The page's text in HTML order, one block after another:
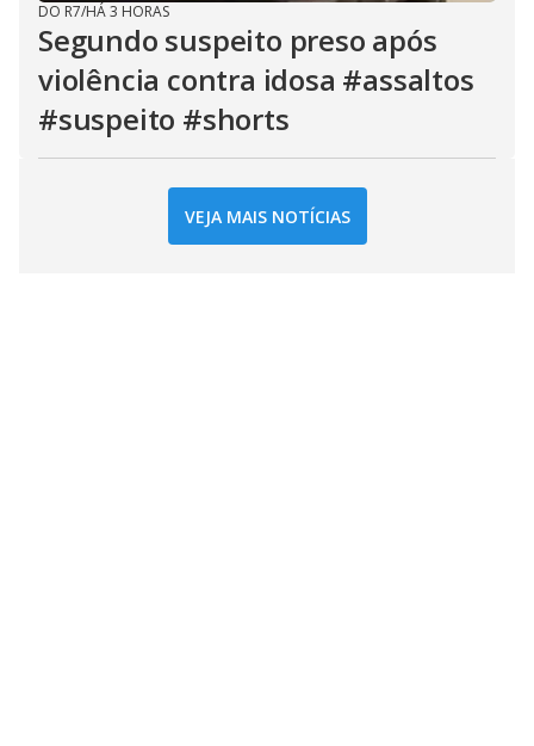
DO R7/HÁ 3 HORAS
Segundo suspeito preso após
violência contra idosa #assaltos
#suspeito #shorts
VEJA MAIS NOTÍCIAS